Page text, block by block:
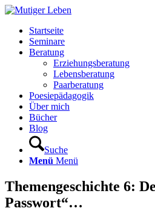
Startseite
Seminare
Beratung
Erziehungsberatung
Lebensberatung
Paarberatung
Poesiepädagogik
Über mich
Bücher
Blog
Suche
Menü Menü
Themengeschichte 6:
Passwort“…